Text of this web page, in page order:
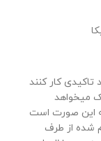
کار کنند
میخواهد
این صورت است
شده از طرف